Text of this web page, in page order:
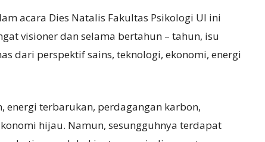
acara Dies Natalis Fakultas Psikologi UI ini
visioner dan selama bertahun – tahun, isu
dari perspektif sains, teknologi, ekonomi, energi
energi terbarukan, perdagangan karbon,
hijau. Namun, sesungguhnya terdapat